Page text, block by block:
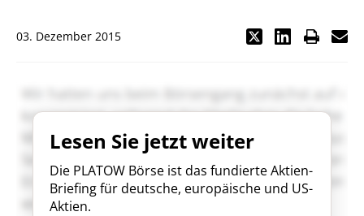
03. Dezember 2015
Lesen Sie jetzt weiter
Die PLATOW Börse ist das fundierte Aktien-
Briefing für deutsche, europäische und US-
Aktien.